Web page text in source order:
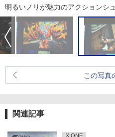
明るいノリが魅力のアクションシ
この写真
関連記事
X ONE